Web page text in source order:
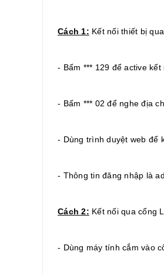
Cách 1: Kết nối thiết bị
- Bấm *** 129 để active
- Bấm *** 02 để nghe địa
- Dùng trình duyệt web để
- Thông tin đăng nhập là
Cách 2: Kết nối qua cổng
- Dùng máy tính cắm vào